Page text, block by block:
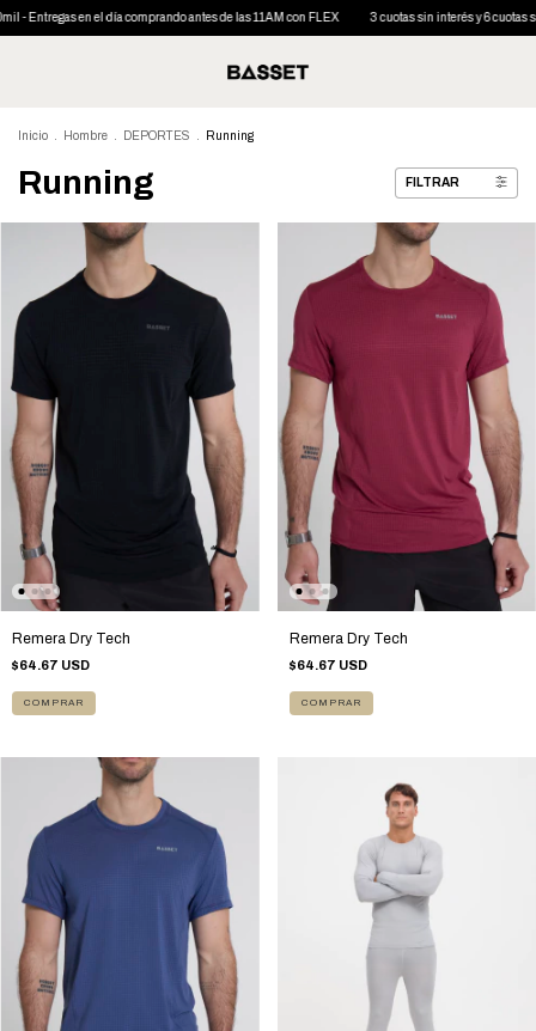
el día comprando antes de las 11AM con FLEX 3 cuotas sin interés y 6 cuotas sin interés
Inicio Hombre DEPORTES Running
Running FILTRAR
Remera Dry Tech
$64.67 USD
COMPRAR
Remera Dry Tech
$64.67 USD
COMPRAR